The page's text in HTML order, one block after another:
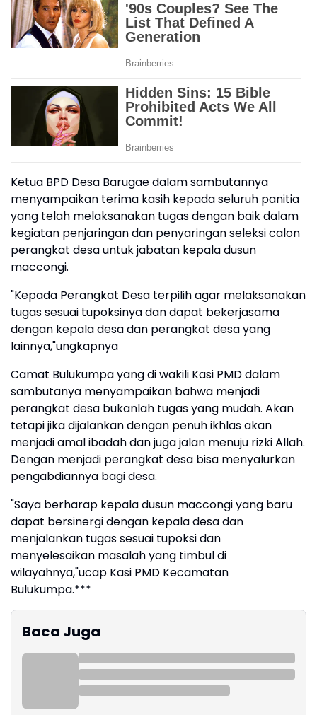
Ketua BPD Desa Barugae dalam sambutannya
menyampaikan terima kasih kepada seluruh panitia
yang telah melaksanakan tugas dengan baik dalam
kegiatan penjaringan dan penyaringan seleksi calon
perangkat desa untuk jabatan kepala dusun
maccongi.
"Kepada Perangkat Desa terpilih agar melaksanakan
tugas sesuai tupoksinya dan dapat bekerjasama
dengan kepala desa dan perangkat desa yang
lainnya,"ungkapnya
Camat Bulukumpa yang di wakili Kasi PMD dalam
sambutanya menyampaikan bahwa menjadi
perangkat desa bukanlah tugas yang mudah. Akan
tetapi jika dijalankan dengan penuh ikhlas akan
menjadi amal ibadah dan juga jalan menuju rizki Allah.
Dengan menjadi perangkat desa bisa menyalurkan
pengabdiannya bagi desa.
"Saya berharap kepala dusun maccongi yang baru
dapat bersinergi dengan kepala desa dan
menjalankan tugas sesuai tupoksi dan
menyelesaikan masalah yang timbul di
wilayahnya,"ucap Kasi PMD Kecamatan
Bulukumpa.***
Baca Juga